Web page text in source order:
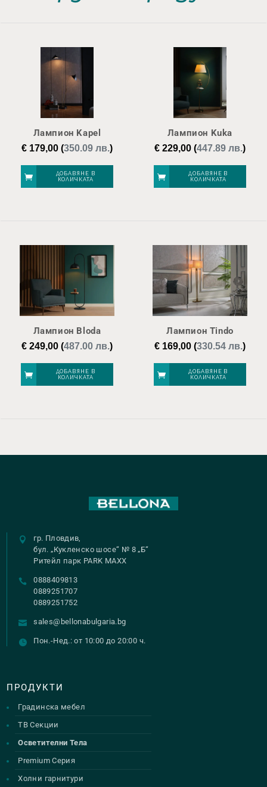
Лампион Kapel
€ 179,00 (350.09 лв.)
ДОБАВЯНЕ В
КОЛИЧКАТА
Лампион Kuka
€229,00(447.89 лв.)
ДОБАВЯНЕ В
КОЛИЧКАТА
Лампион Bloda
€ 249,00 (487.00 лв.)
ДОБАВЯНЕ В
КОЛИЧКАТА
Лампион Tindo
€169,00(330.54 лв.)
ДОБАВЯНЕ В
КОЛИЧКАТА
гр. Пловдив,
бул. „Кукленско шосе“ № 8 „Б“
Ритейл парк PARK MAXX
0888409813
0889251707
0889251752
sales@bellonabulgaria.bg
Пон.-Нед.: от 10:00 до 20:00 ч.
ПРОДУКТИ
Градинска мебел
ТВ Секции
Осветителни Тела
Premium Серия
Холни гарнитури